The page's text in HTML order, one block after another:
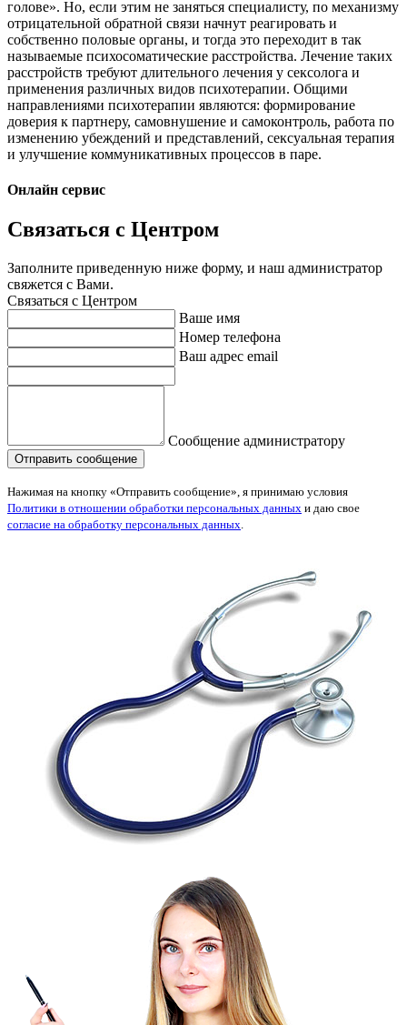
голове». Но, если этим не заняться специалисту, по механизму
отрицательной обратной связи начнут реагировать и
собственно половые органы, и тогда это переходит в так
называемые психосоматические расстройства. Лечение таких
расстройств требуют длительного лечения у сексолога и
применения различных видов психотерапии. Общими
направлениями психотерапии являются: формирование
доверия к партнеру, самовнушение и самоконтроль, работа по
изменению убеждений и представлений, сексуальная терапия
и улучшение коммуникативных процессов в паре.
Онлайн сервис
Связаться с Центром
Заполните приведенную ниже форму, и наш администратор
свяжется с Вами.
Связаться с Центром
Ваше имя
Номер телефона
Ваш адрес email
Сообщение администратору
Нажимая на кнопку «Отправить сообщение», я принимаю условия
Политики в отношении обработки персональных данных и даю свое
согласие на обработку персональных данных.